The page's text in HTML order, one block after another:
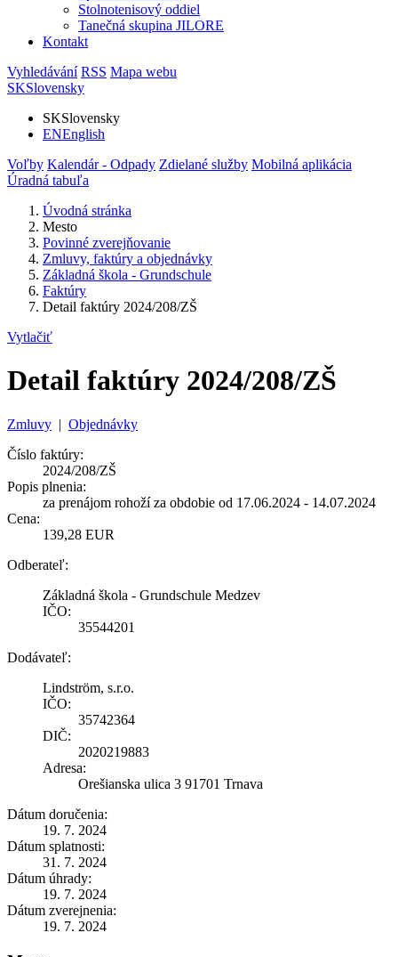
Stolnotenisový oddiel
Tanečná skupina JILORE
Kontakt
Vyhledávání RSS Mapa webu
SKSlovensky
SKSlovensky
ENEnglish
Voľby Kalendár - Odpady Zdielané služby Mobilná aplikácia
Úradná tabuľa
Úvodná stránka
Mesto
Povinné zverejňovanie
Zmluvy, faktúry a objednávky
Základná škola - Grundschule
Faktúry
Detail faktúry 2024/208/ZŠ
Vytlačiť
Detail faktúry 2024/208/ZŠ
Zmluvy | Objednávky
Číslo faktúry:
2024/208/ZŠ
Popis plnenia:
za prenájom rohoží za obdobie od 17.06.2024 - 14.07.2024
Cena:
139,28 EUR
Odberateľ:
Základná škola - Grundschule Medzev
IČO:
35544201
Dodávateľ:
Lindström, s.r.o.
IČO:
35742364
DIČ:
2020219883
Adresa:
Orešianska ulica 3 91701 Trnava
Dátum doručenia:
19. 7. 2024
Dátum splatnosti:
31. 7. 2024
Dátum úhrady:
19. 7. 2024
Dátum zverejnenia:
19. 7. 2024